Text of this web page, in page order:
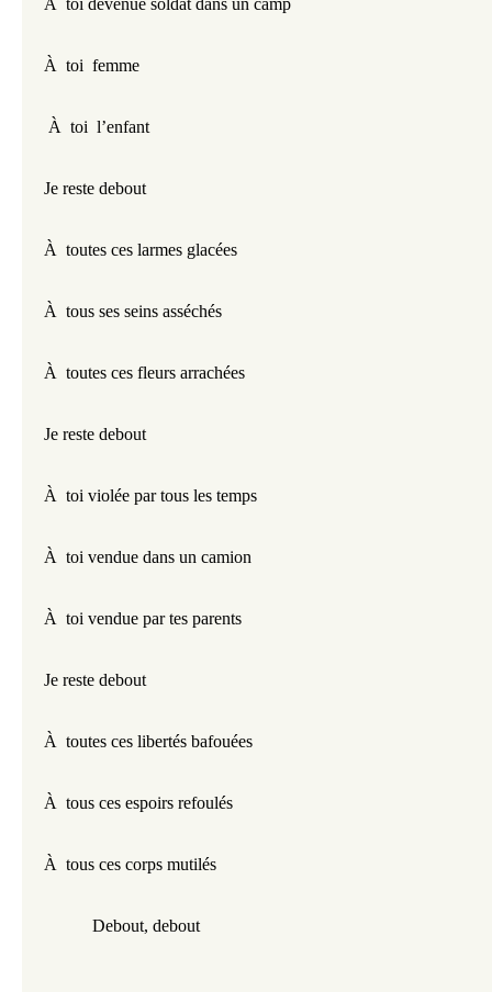
À  toi devenue soldat dans un camp
À  toi  femme
À  toi  l’enfant
Je reste debout
À  toutes ces larmes glacées
À  tous ses seins asséchés
À  toutes ces fleurs arrachées
Je reste debout
À  toi violée par tous les temps
À  toi vendue dans un camion
À  toi vendue par tes parents
Je reste debout
À  toutes ces libertés bafouées
À  tous ces espoirs refoulés
À  tous ces corps mutilés
Debout, debout